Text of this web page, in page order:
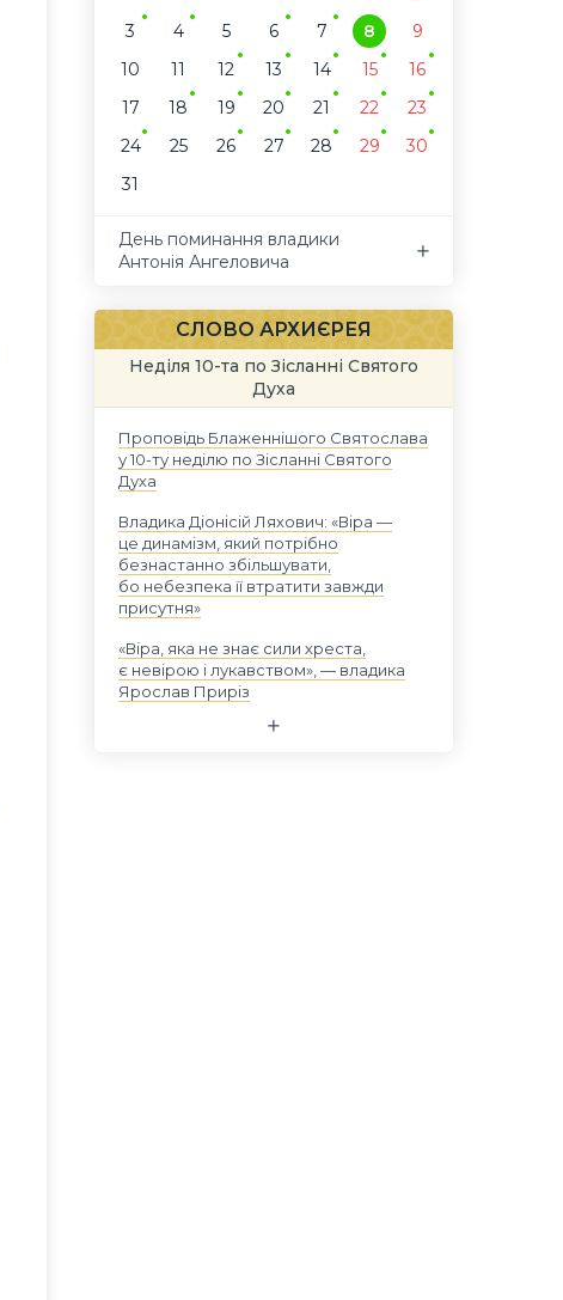
3
4 5 6 7 8
9
10
11 12 13 14 15
16
17
18 19 20 21 22
23
24
25 26 27 28 29
30
31
День поминання владики
Антонія Ангеловича
СЛОВО АРХИЄРЕЯ
Неділя 10-та по Зісланні Святого
Духа
Проповідь Блаженнішого Святослава
у 10-ту неділю по Зісланні Святого
Духа
Владика Діонісій Ляхович: «Віра —
це динамізм, який потрібно
безнастанно збільшувати,
бо небезпека її втратити завжди
присутня»
«Віра, яка не знає сили хреста,
є невірою і лукавством», — владика
Ярослав Приріз